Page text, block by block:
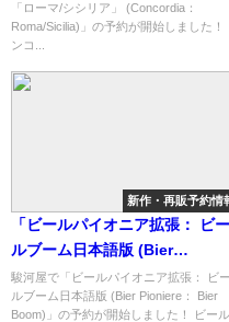
Roma/Sicilia)」の概略と予約購
入可能なショップ紹介！
「ローマ/シシリア」 (Concordia：
Roma/Sicilia)」の予約が開始しました！
ンコ...
新作・再販予約情
「ビールパイオニア拡張： ビー
ルブーム日本語版 (Bier
Pioniere： Bier Boom)」の概略
と予約購入可能なショップ紹
駿河屋で「ビールパイオニア拡張： ビー
ルブーム日本語版 (Bier Pioniere： Bier
Boom)」の予約が開始しました！ ビール